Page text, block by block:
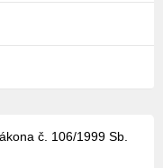
č. 106/1999 Sb.